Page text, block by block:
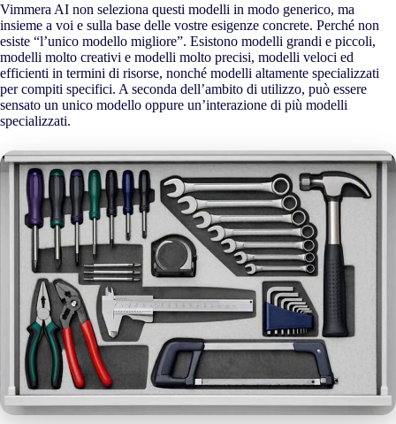
Vimmera AI non seleziona questi modelli in modo generico, ma
insieme a voi e sulla base delle vostre esigenze concrete. Perché non
esiste “l’unico modello migliore”. Esistono modelli grandi e piccoli,
modelli molto creativi e modelli molto precisi, modelli veloci ed
efficienti in termini di risorse, nonché modelli altamente specializzati
per compiti specifici. A seconda dell’ambito di utilizzo, può essere
sensato un unico modello oppure un’interazione di più modelli
specializzati.